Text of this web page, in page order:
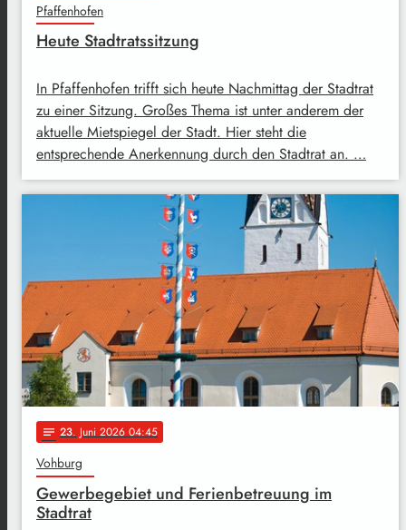
Pfaffenhofen
Heute Stadtratssitzung
In Pfaffenhofen trifft sich heute Nachmittag der Stadtrat
zu einer Sitzung. Großes Thema ist unter anderem der
aktuelle Mietspiegel der Stadt. Hier steht die
entsprechende Anerkennung durch den Stadtrat an. …
notes 23. Juni 2026 04:45
Vohburg
Gewerbegebiet und Ferienbetreuung im
Stadtrat